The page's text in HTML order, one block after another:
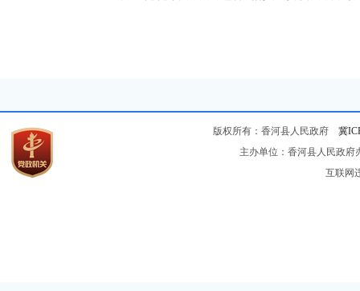
版权所有：香河县人民政府 冀
主办单位：香河县人民政
互联网